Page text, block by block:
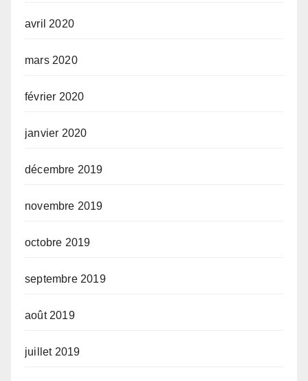
avril 2020
mars 2020
février 2020
janvier 2020
décembre 2019
novembre 2019
octobre 2019
septembre 2019
août 2019
juillet 2019